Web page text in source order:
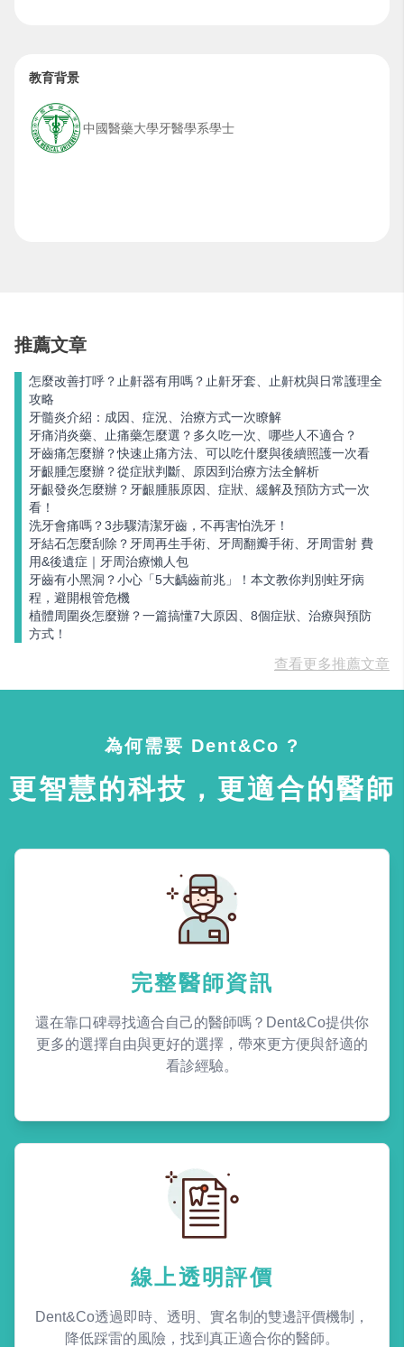
教育背景
中國醫藥大學牙醫學系學士
推薦文章
怎麼改善打呼？止鼾器有用嗎？止鼾牙套、止鼾枕與日常護理全
攻略
牙髓炎介紹：成因、症況、治療方式一次瞭解
牙痛消炎藥、止痛藥怎麼選？多久吃一次、哪些人不適合？
牙齒痛怎麼辦？快速止痛方法、可以吃什麼與後續照護一次看
牙齦腫怎麼辦？從症狀判斷、原因到治療方法全解析
牙齦發炎怎麼辦？牙齦腫脹原因、症狀、緩解及預防方式一次
看！
洗牙會痛嗎？3步驟清潔牙齒，不再害怕洗牙！
牙結石怎麼刮除？牙周再生手術、牙周翻瓣手術、牙周雷射 費
用&後遺症｜牙周治療懶人包
牙齒有小黑洞？小心「5大齲齒前兆」！本文教你判別蛀牙病
程，避開根管危機
植體周圍炎怎麼辦？一篇搞懂7大原因、8個症狀、治療與預防
方式！
查看更多推薦文章
為何需要 Dent&Co ?
更智慧的科技，更適合的醫師
完整醫師資訊
還在靠口碑尋找適合自己的醫師嗎？Dent&Co提供你
更多的選擇自由與更好的選擇，帶來更方便與舒適的
看診經驗。
線上透明評價
Dent&Co透過即時、透明、實名制的雙邊評價機制，
降低踩雷的風險，找到真正適合你的醫師。